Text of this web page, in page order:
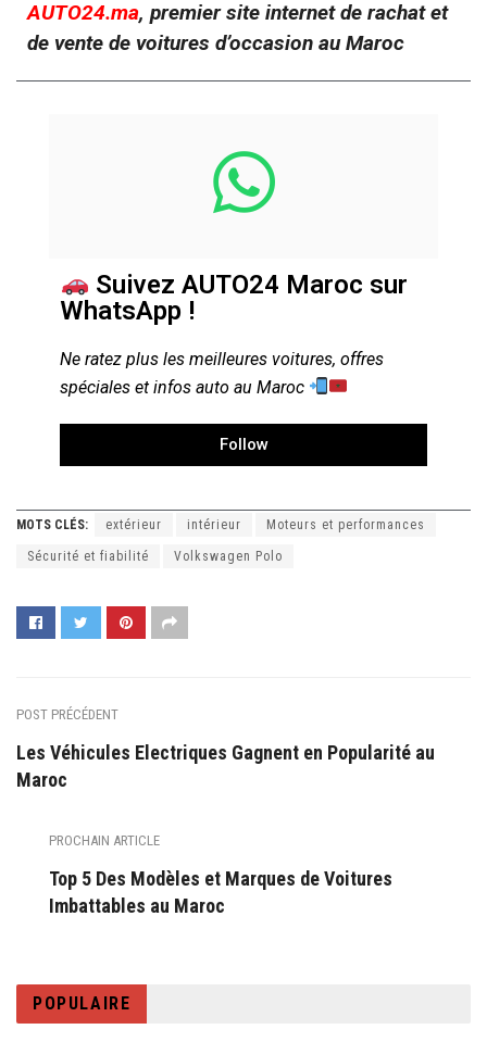
AUTO24.ma, premier site internet de rachat et
de vente de voitures d’occasion au Maroc
Suivez AUTO24 Maroc sur
WhatsApp !
Ne ratez plus les meilleures voitures, offres
spéciales et infos auto au Maroc
Follow
MOTS CLÉS: extérieur intérieur Moteurs et performances
Sécurité et fiabilité Volkswagen Polo
POST PRÉCÉDENT
Les Véhicules Electriques Gagnent en Popularité au
Maroc
PROCHAIN ARTICLE
Top 5 Des Modèles et Marques de Voitures
Imbattables au Maroc
POPULAIRE